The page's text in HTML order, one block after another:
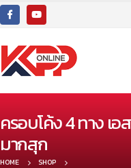
ครอบโค้ง 4 ทาง เ
มากสุก
HOME
SHOP